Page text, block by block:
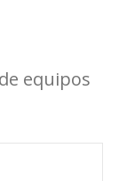
equipos